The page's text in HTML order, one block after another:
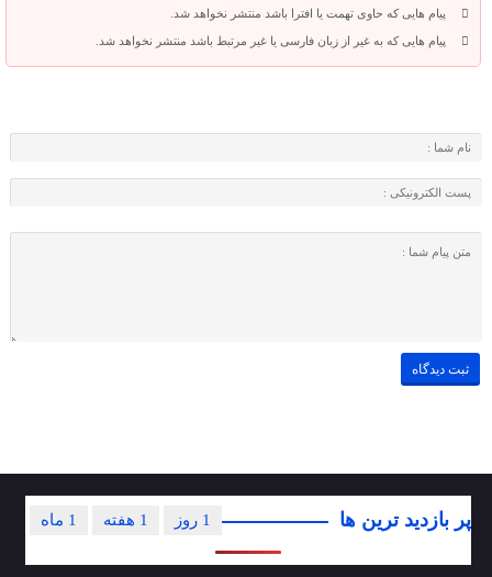
پیام هایی که حاوی تهمت یا افترا باشد منتشر نخواهد شد.
پیام هایی که به غیر از زبان فارسی یا غیر مرتبط باشد منتشر نخواهد شد.
پر بازدید ترین ها 1 ماه 1 هفته 1 روز